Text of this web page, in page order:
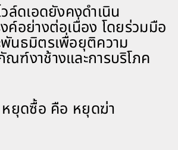
ดเอดยังคงดำเนิน
ค์อย่างต่อเนื่อง โดยร่วมมือ
นธมิตรเพื่อยุติความ
ฑ์งาช้างและการบริโภค
หยุดซื้อ คือ หยุดฆ่า